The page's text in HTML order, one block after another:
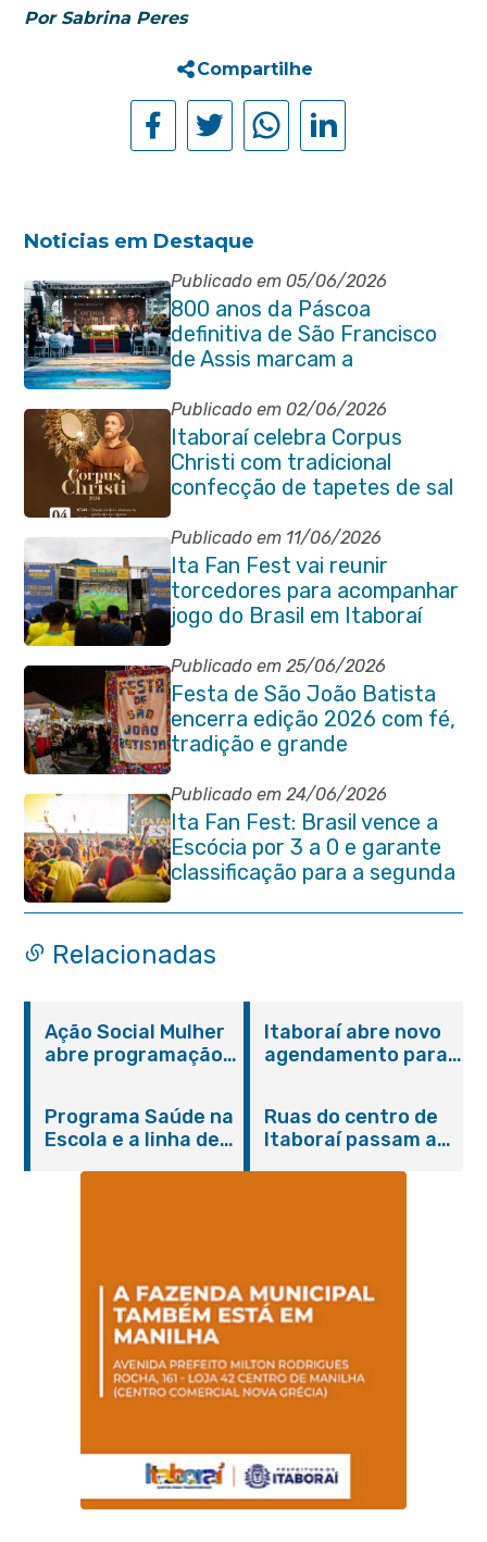
Por Sabrina Peres
Compartilhe
Noticias em Destaque
Publicado em 05/06/2026
800 anos da Páscoa
definitiva de São Francisco
de Assis marcam a
celebração de Corpus Christi
em Itaboraí
Publicado em 02/06/2026
Itaboraí celebra Corpus
Christi com tradicional
confecção de tapetes de sal
e programação religiosa na
Avenida 22 de Maio
Publicado em 11/06/2026
Ita Fan Fest vai reunir
torcedores para acompanhar
jogo do Brasil em Itaboraí
Publicado em 25/06/2026
Festa de São João Batista
encerra edição 2026 com fé,
tradição e grande
participação popular
Publicado em 24/06/2026
Ita Fan Fest: Brasil vence a
Escócia por 3 a 0 e garante
classificação para a segunda
fase da Copa do Mundo
Relacionadas
Ação Social Mulher
abre programação
serviços gratuitos e
orientações
Itaboraí abre novo
agendamento para
Programa Saúde na
Escola e a linha de
Magalhães Seabra
Ruas do centro de
Itaboraí passam a